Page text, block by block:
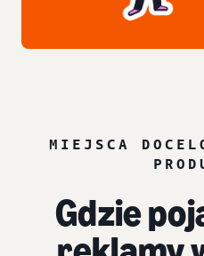
MIEJSCA
Gdzie